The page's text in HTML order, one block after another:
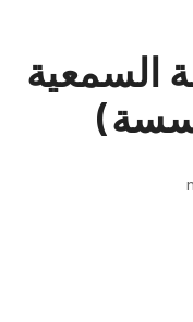
السمعية